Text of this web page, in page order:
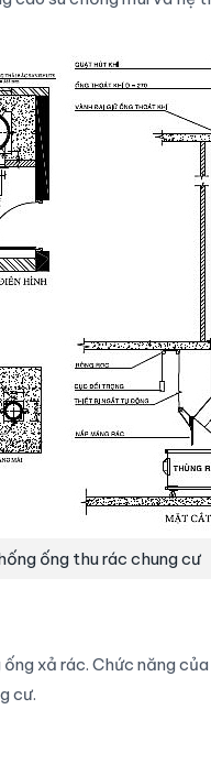
ống thu rác chung cư
xả rác. Chức năng
cư.